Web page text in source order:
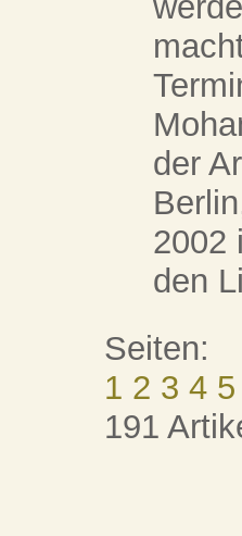
der
2002
den
Seiten:
1 2 3 4 5
191